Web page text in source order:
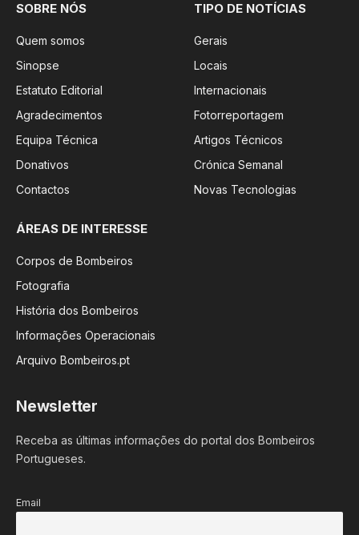
SOBRE NÓS
Quem somos
Sinopse
Estatuto Editorial
Agradecimentos
Equipa Técnica
Donativos
Contactos
TIPO DE NOTÍCIAS
Gerais
Locais
Internacionais
Fotorreportagem
Artigos Técnicos
Crónica Semanal
Novas Tecnologias
ÁREAS DE INTERESSE
Corpos de Bombeiros
Fotografia
História dos Bombeiros
Informações Operacionais
Arquivo Bombeiros.pt
Newsletter
Receba as últimas informações do portal dos Bombeiros
Portugueses.
Email